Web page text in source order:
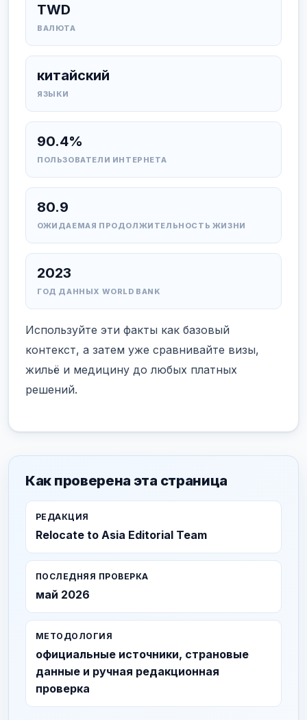
TWD
ВАЛЮТА
китайский
ЯЗЫКИ
90.4%
ПОЛЬЗОВАТЕЛИ ИНТЕРНЕТА
80.9
ОЖИДАЕМАЯ ПРОДОЛЖИТЕЛЬНОСТЬ ЖИЗНИ
2023
ГОД ДАННЫХ WORLD BANK
Используйте эти факты как базовый
контекст, а затем уже сравнивайте визы,
жильё и медицину до любых платных
решений.
Как проверена эта страница
РЕДАКЦИЯ
Relocate to Asia Editorial Team
ПОСЛЕДНЯЯ ПРОВЕРКА
май 2026
МЕТОДОЛОГИЯ
официальные источники, страновые
данные и ручная редакционная
проверка